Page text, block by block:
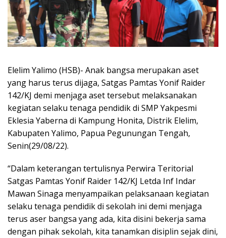
Elelim Yalimo (HSB)- Anak bangsa merupakan aset
yang harus terus dijaga, Satgas Pamtas Yonif Raider
142/KJ demi menjaga aset tersebut melaksanakan
kegiatan selaku tenaga pendidik di SMP Yakpesmi
Eklesia Yaberna di Kampung Honita, Distrik Elelim,
Kabupaten Yalimo, Papua Pegunungan Tengah,
Senin(29/08/22).
“Dalam keterangan tertulisnya Perwira Teritorial
Satgas Pamtas Yonif Raider 142/KJ Letda Inf Indar
Mawan Sinaga menyampaikan pelaksanaan kegiatan
selaku tenaga pendidik di sekolah ini demi menjaga
terus aser bangsa yang ada, kita disini bekerja sama
dengan pihak sekolah, kita tanamkan disiplin sejak dini,